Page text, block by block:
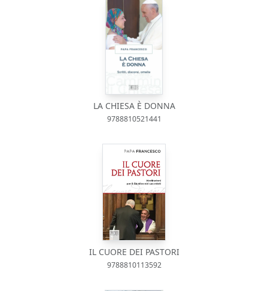
LA CHIESA È DONNA
9788810521441
IL CUORE DEI PASTORI
9788810113592